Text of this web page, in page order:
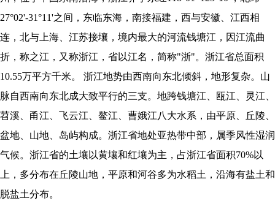
27°02'-31°11'之间，东临东海，南接福建，西与安徽、江西相
连，北与上海、江苏接壤，境内最大的河流钱塘江，因江流曲
折，称之江，又称浙江，省以江名，简称"浙"。浙江省总面积
10.55万平方千米。 浙江地势由西南向东北倾斜，地形复杂。山
脉自西南向东北成大致平行的三支。地跨钱塘江、瓯江、灵江、
苕溪、甬江、飞云江、鳌江、曹娥江八大水系，由平原、丘陵、
盆地、山地、岛屿构成。浙江省地处亚热带中部，属季风性湿润
气候。浙江省的土壤以黄壤和红壤为主，占浙江省面积70%以
上，多分布在丘陵山地，平原和河谷多为水稻土，沿海有盐土和
脱盐土分布。